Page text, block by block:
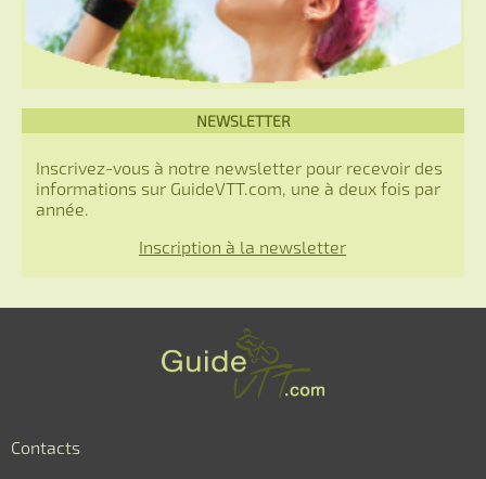
NEWSLETTER
Inscrivez-vous à notre newsletter pour recevoir des
informations sur GuideVTT.com, une à deux fois par
année.
Inscription à la newsletter
Contacts